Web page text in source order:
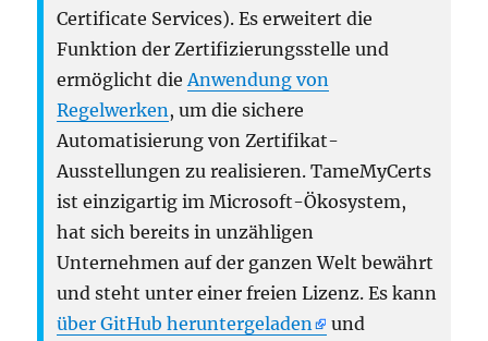
Certificate Services). Es erweitert die
Funktion der Zertifizierungsstelle und
ermöglicht die Anwendung von
Regelwerken , um die sichere
Automatisierung von Zertifikat-
Ausstellungen zu realisieren. TameMyCerts
ist einzigartig im Microsoft-Ökosystem,
hat sich bereits in unzähligen
Unternehmen auf der ganzen Welt bewährt
und steht unter einer freien Lizenz. Es kann
über GitHub heruntergeladen
und